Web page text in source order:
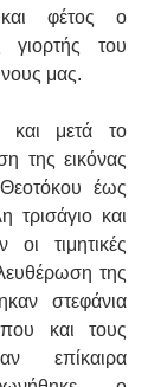
και φέτος ο
γιορτής του
μας.
και μετά το
της εικόνας
έως
τρισάγιο και
οι τιμητικές
της
στεφάνια
και τους
επίκαιρα